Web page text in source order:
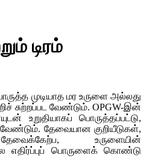
டிரம்
முடியாத மர உருளை அல்லது
சுற்றப்பட வேண்டும். OPGW-இன்
உறுதியாகப் பொருத்தப்பட்டு,
வேண்டும். தேவையான குறியீடுகள்,
உருளையின்
எதிர்ப்புப் பொருளைக் கொண்டு